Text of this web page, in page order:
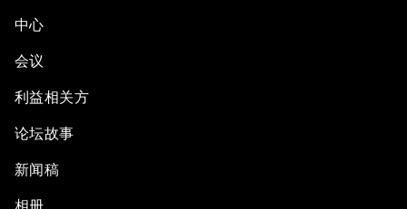
中心
会议
利益相关方
论坛故事
新闻稿